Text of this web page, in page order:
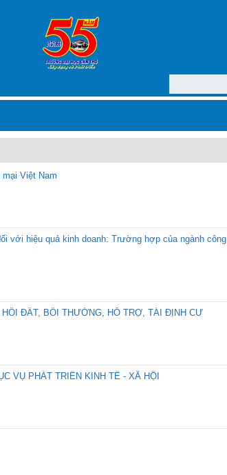
Việt Nam
với hiệu quả kinh doanh: Trường hợp của ngành công
HỒI ĐẤT, BỒI THƯỜNG, HỖ TRỢ, TÁI ĐỊNH CƯ
VỤ PHÁT TRIỂN KINH TẾ - XÃ HỘI